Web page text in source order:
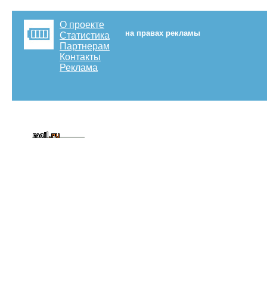
О проекте
Статистика
Партнерам
Контакты
Реклама
на правах рекламы